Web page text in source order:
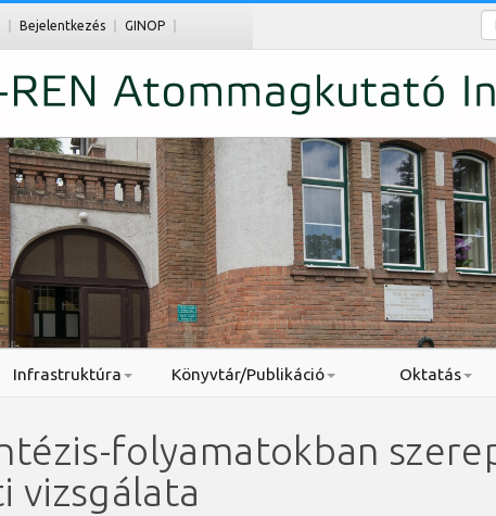
Bejelentkezés
GINOP
Infrastruktúra Könyvtár/Publikáció Oktatás
folyamatokban
vizsgálata